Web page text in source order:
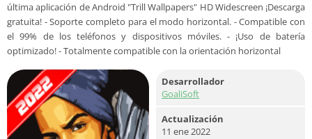
última aplicación de Android "Trill Wallpapers" HD Widescreen ¡Descarga
gratuita! - Soporte completo para el modo horizontal. - Compatible con
el 99% de los teléfonos y dispositivos móviles. - ¡Uso de batería
optimizado! - Totalmente compatible con la orientación horizontal
Desarrollador
GoaliSoft
Actualización
11 ene 2022